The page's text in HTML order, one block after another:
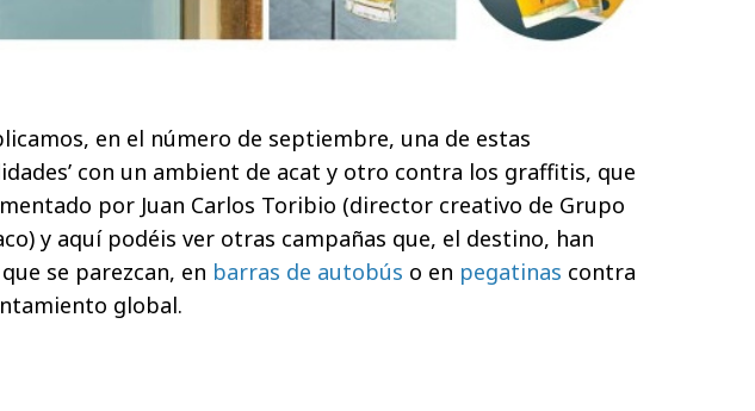
en el número de septiembre, una de estas
con un ambient de acat y otro contra los graffitis, que
por Juan Carlos Toribio (director creativo de Grupo
y aquí podéis ver otras campañas que, el destino, han
se parezcan, en barras de autobús o en pegatinas contra
global.